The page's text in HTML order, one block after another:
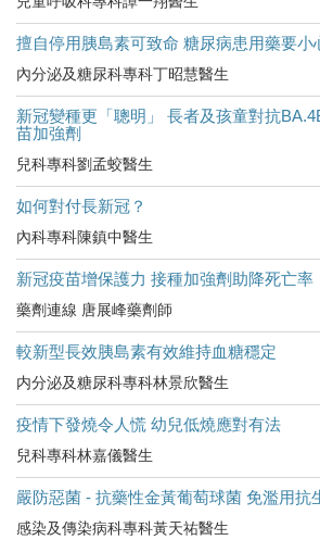
擅自停用胰島素可致命 糖尿病患用藥要小
內分泌及糖尿科專科丁昭慧醫生
新冠變種更「聰明」 長者及孩童對抗
苗加強劑
兒科專科劉孟蛟醫生
如何對付長新冠？
內科專科陳鎮中醫生
新冠疫苗增保護力 接種加強劑助降死亡率
藥劑連線 唐展峰藥劑師
較新型長效胰島素有效維持血糖穩定
内分泌及糖尿科專科林景欣醫生
疫情下發燒令人慌 幼兒低燒應對有法
兒科專科林嘉儀醫生
嚴防惡菌 - 抗藥性金黃葡萄球菌 免濫用抗
感染及傳染病科專科黃天祐醫生